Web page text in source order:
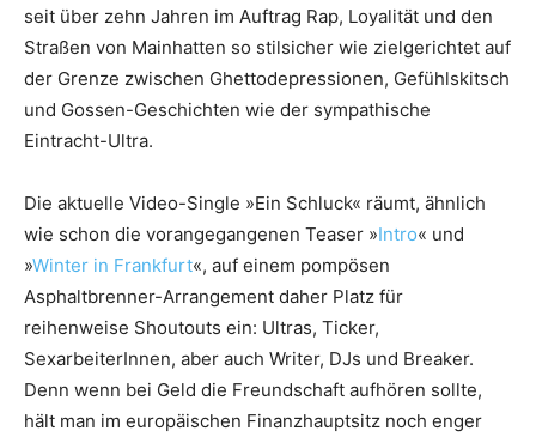
seit über zehn Jahren im Auftrag Rap, Loyalität und den
Straßen von Mainhatten so stilsicher wie zielgerichtet auf
der Grenze zwischen Ghettodepressionen, Gefühlskitsch
und Gossen-Geschichten wie der sympathische
Eintracht-Ultra.
Die aktuelle Video-Single »Ein Schluck« räumt, ähnlich
wie schon die vorangegangenen Teaser »Intro« und
»Winter in Frankfurt«, auf einem pompösen
Asphaltbrenner-Arrangement daher Platz für
reihenweise Shoutouts ein: Ultras, Ticker,
SexarbeiterInnen, aber auch Writer, DJs und Breaker.
Denn wenn bei Geld die Freundschaft aufhören sollte,
hält man im europäischen Finanzhauptsitz noch enger